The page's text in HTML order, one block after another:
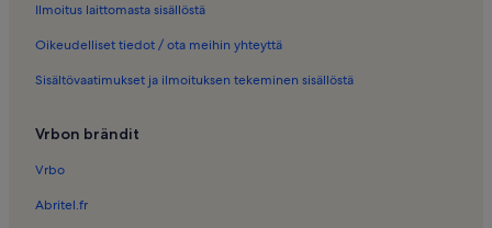
Ilmoitus laittomasta sisällöstä
Oikeudelliset tiedot / ota meihin yhteyttä
Sisältövaatimukset ja ilmoituksen tekeminen sisällöstä
Vrbon brändit
Vrbo
Abritel.fr